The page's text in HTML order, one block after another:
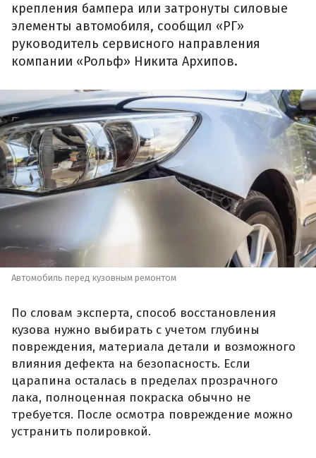
крепления бампера или затронуты силовые
элементы автомобиля, сообщил «РГ»
руководитель сервисного направления
компании «Рольф» Никита Архипов.
Автомобиль перед кузовным ремонтом
По словам эксперта, способ восстановления
кузова нужно выбирать с учетом глубины
повреждения, материала детали и возможного
влияния дефекта на безопасность. Если
царапина осталась в пределах прозрачного
лака, полноценная покраска обычно не
требуется. После осмотра повреждение можно
устранить полировкой.